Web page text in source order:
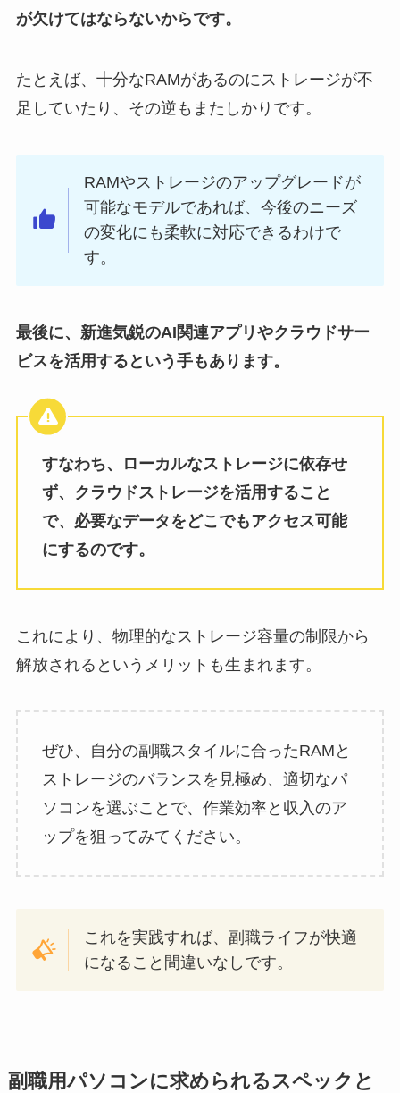
が欠けてはならないからです。
たとえば、十分なRAMがあるのにストレージが不
足していたり、その逆もまたしかりです。
RAMやストレージのアップグレードが
可能なモデルであれば、今後のニーズ
の変化にも柔軟に対応できるわけで
す。
最後に、新進気鋭のAI関連アプリやクラウドサー
ビスを活用するという手もあります。
すなわち、ローカルなストレージに依存せ
ず、クラウドストレージを活用すること
で、必要なデータをどこでもアクセス可能
にするのです。
これにより、物理的なストレージ容量の制限から
解放されるというメリットも生まれます。
ぜひ、自分の副職スタイルに合ったRAMと
ストレージのバランスを見極め、適切なパ
ソコンを選ぶことで、作業効率と収入のア
ップを狙ってみてください。
これを実践すれば、副職ライフが快適
になること間違いなしです。
副職用パソコンに求められるスペックと